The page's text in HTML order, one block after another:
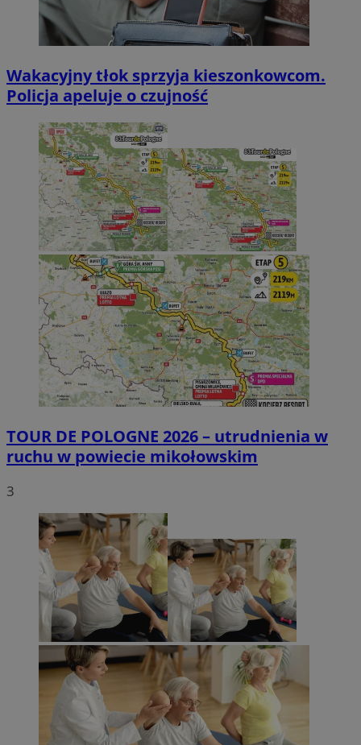
Wakacyjny tłok sprzyja kieszonkowcom.
Policja apeluje o czujność
TOUR DE POLOGNE 2026 – utrudnienia w
ruchu w powiecie mikołowskim
3